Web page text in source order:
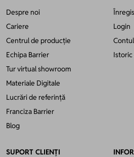
Despre noi
Cariere
Centrul de producție
Echipa Barrier
Tur virtual showroom
Materiale Digitale
Lucrări de referință
Franciza Barrier
Blog
Login
SUPORT CLIENȚI